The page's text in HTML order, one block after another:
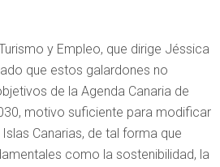
y Empleo, que dirige Jéssica
que estos galardones no
de la Agenda Canaria de
motivo suficiente para modificar
Canarias, de tal forma que
como la sostenibilidad, la